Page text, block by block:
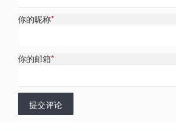
你的昵称*
你的邮箱*
提交评论